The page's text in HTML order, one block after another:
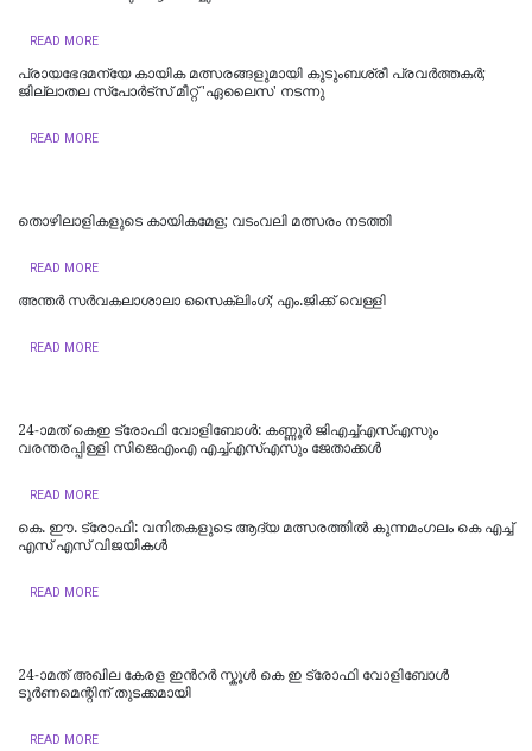
READ MORE
പ്രായഭേദമന്യേ കായിക മത്സരങ്ങളുമായി കുടുംബശ്രീ പ്രവർത്തകർ;
ജില്ലാതല സ്‌പോർട്സ് മീറ്റ് 'ഏലൈസ' നടന്നു
READ MORE
തൊഴിലാളികളുടെ കായികമേള; വടംവലി മത്സരം നടത്തി
READ MORE
അന്തര്‍ സര്‍വകലാശാലാ സൈക്ലിംഗ്; എം.ജിക്ക് വെള്ളി
READ MORE
24-ാമത് കെഇ ട്രോഫി വോളിബോൾ: കണ്ണൂർ ജിഎച്ച്എസ്എസും
വരന്തരപ്പിള്ളി സിജെഎംഎ എച്ച്എസ്എസും ജേതാക്കൾ
READ MORE
കെ. ഈ. ട്രോഫി: വനിതകളുടെ ആദ്യ മത്സരത്തിൽ കുന്നമംഗലം കെ എച്ച്
എസ് എസ് വിജയികൾ
READ MORE
24-ാമത് അഖില കേരള ഇന്‍റർ സ്കൂൾ കെ ഇ ട്രോഫി വോളിബോൾ
ടൂർണമെന്റിന് തുടക്കമായി
READ MORE